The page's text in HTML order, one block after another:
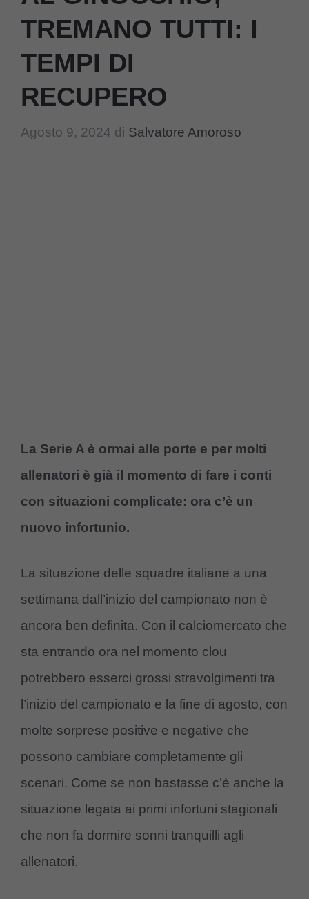
TREMANO TUTTI: I
TEMPI DI
RECUPERO
Agosto 9, 2024 di Salvatore Amoroso
La Serie A è ormai alle porte e per molti
allenatori è già il momento di fare i conti
con situazioni complicate: ora c’è un
nuovo infortunio.
La situazione delle squadre italiane a una
settimana dall’inizio del campionato non è
ancora ben definita. Con il calciomercato che
sta entrando ora nel momento clou
potrebbero esserci grossi stravolgimenti tra
l’inizio del campionato e la fine di agosto, con
molte sorprese positive e negative che
possono cambiare completamente gli
scenari. Come se non bastasse c’è anche la
situazione legata ai primi infortuni stagionali
che non fa dormire sonni tranquilli agli
allenatori.